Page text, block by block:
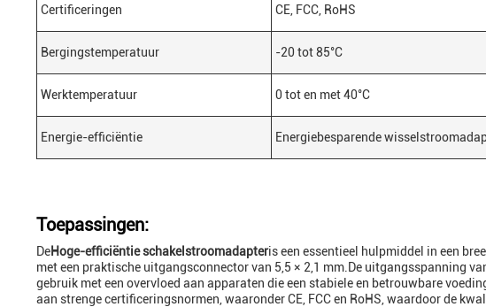
Certificeringen CE, FCC, RoHS
Bergingstemperatuur -20 tot 85°C
Werktemperatuur 0 tot en met 40°C
Energie-efficiëntie Energiebesparende
Toepassingen:
DeHoge-efficiëntie schakelstroomadapteris een essentieel hulpmiddel in een
met een praktische uitgangsconnector van 5,5 × 2,1 mm.De uitgangsspanning
gebruik met een overvloed aan apparaten die een stabiele en betrouwbare
aan strenge certificeringsnormen, waaronder CE, FCC en RoHS, waardoor de